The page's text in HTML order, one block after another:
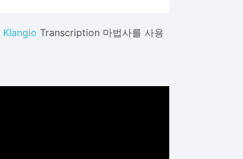
Klangio Transcription 마법사를 사용